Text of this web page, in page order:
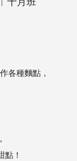
各種麵點，
！